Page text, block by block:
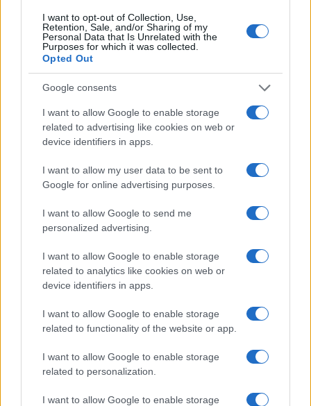
I want to opt-out of Collection, Use,
Retention, Sale, and/or Sharing of my
Personal Data that Is Unrelated with the
Purposes for which it was collected.
Opted Out
Google consents
I want to allow Google to enable storage
related to advertising like cookies on web or
device identifiers in apps.
I want to allow my user data to be sent to
Google for online advertising purposes.
I want to allow Google to send me
personalized advertising.
I want to allow Google to enable storage
related to analytics like cookies on web or
device identifiers in apps.
I want to allow Google to enable storage
related to functionality of the website or app.
I want to allow Google to enable storage
related to personalization.
I want to allow Google to enable storage
Τι μας διδάσκει η ζωή του χαρισματούχου γέροντα
Ένας απλός άνθρωπος που ξεκίνησε από την Κόνιτσα, ο
βαθύτητα των διδαχών του παραπέμπει σε έναν
Ξυλουργός στο επάγγελμα. Αυτό έκανε μέχρι να κληθεί
Όταν του παραγγελλόταν να κατασκευάσει κάποιο
συμμεριζόμενος την θλίψη της οικογένειας, αλλά και τη
της εποχής, δεν ζητούσε χρήματα.
Από τότε είχε την ελεημοσύνη, ως ευλογία ο μακαριστός.
Ασυρματιστής ,ήταν η ειδικότητά του στον στρατό
Επόμενο βήμα:Μοναχός και «Ασυρματιστής του Θεού «.
Γέροντας φέροντας ως παράδειγμα την κατά τη
χρησιμότητα της μοναχικής ζωής ότι οι μοναχοί είναι
«ασυρματιστές του Θεού», εννοώντας την θερμή τους
την έγνοια τους για την υπόλοιπη ανθρωπότητα.